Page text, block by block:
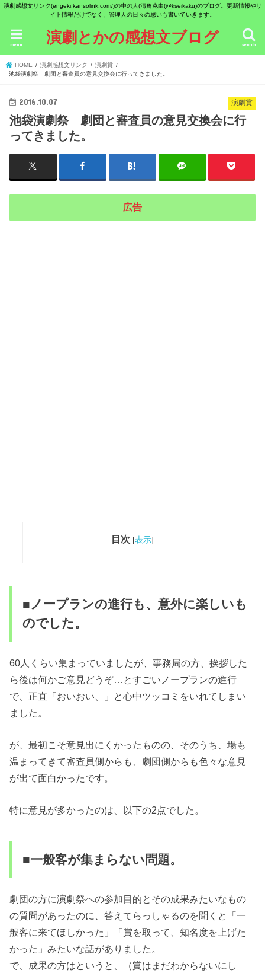
演劇感想文リンク(engeki.kansolink.com/)の中の人(清角克由(@kseikaku)のブログ。更新情報やサ
イト情報だけでなく、管理人の日々の思いも書いていきます。
演劇とかの感想文ブログ search
menu
HOME 演劇感想文リンク
演劇賞
池袋演劇祭 劇団と審査員の意見交換会に行ってきました。
演劇賞
2016.10.07
池袋演劇祭 劇団と審査員の意見交換会に行
ってきました。
広告
目次 [表示]
■ノープランの進行も、意外に楽しいも
のでした。
60人くらい集まっていましたが、事務局の方、挨拶した
ら後は何かご意見どうぞ…とすごいノープランの進行
で、正直「おいおい、」と心中ツッコミをいれてしまい
ました。
が、最初こそ意見出にくかったものの、そのうち、場も
温まってきて審査員側からも、劇団側からも色々な意見
が出て面白かったです。
特に意見が多かったのは、以下の2点でした。
■一般客が集まらない問題。
劇団の方に演劇祭への参加目的とその成果みたいなもの
の質問があったのに、答えてらっしゃるのを聞くと「一
般客に来てほしかった」「賞を取って、知名度を上げた
かった」みたいな話がありました。
で、成果の方はというと、（賞はまだわからないにし